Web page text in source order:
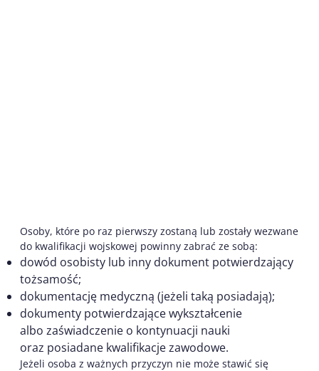
Osoby, które po raz pierwszy zostaną lub zostały wezwane
do kwalifikacji wojskowej powinny zabrać ze sobą:
dowód osobisty lub inny dokument potwierdzający
tożsamość;
dokumentację medyczną (jeżeli taką posiadają);
dokumenty potwierdzające wykształcenie
albo zaświadczenie o kontynuacji nauki
oraz posiadane kwalifikacje zawodowe.
Jeżeli osoba z ważnych przyczyn nie może stawić się